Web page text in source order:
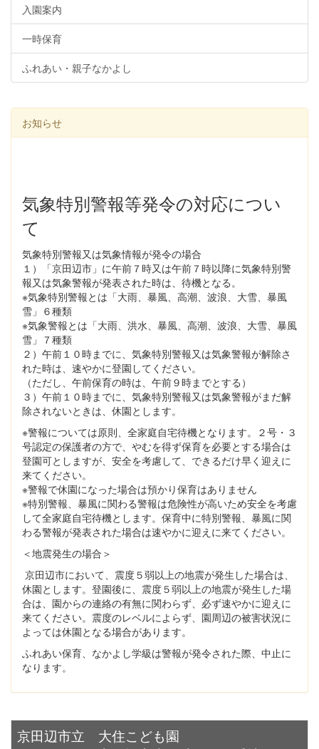
入園案内
一時保育
ふれあい・親子なかよし
お知らせ
気象特別警報等発令の対応につい
て
気象特別警報又は気象情報が発令の場合
１）「京田辺市」に午前７時又は午前７時以降に気象特別警
報又は気象警報が発表された時は、待機となる。
※気象特別警報とは「大雨、暴風、高潮、波浪、大雪、暴風
雪」６種類
※気象警報とは「大雨、洪水、暴風、高潮、波浪、大雪、暴風
雪」７種類
２）午前１０時までに、気象特別警報又は気象警報が解除さ
れた時は、速やかに登園してください。
（ただし、午前保育の時は、午前９時までとする）
３）午前１０時までに、気象特別警報又は気象警報がまだ解
除されないときは、休園とします。
※警報については原則、全家庭自宅待機となります。２号・３
号認定の保護者の方で、やむを得ず保育を必要とする場合は
登園可としますが、安全を考慮して、できるだけ早く迎えに
来てください。
※警報で休園になった場合は預かり保育はありません
※特別警報、暴風に関わる警報は危険性が高いため安全を考慮
して全家庭自宅待機とします。保育中に特別警報、暴風に関
わる警報が発表された場合は速やかに迎えに来てください。
＜地震発生の場合＞
京田辺市において、震度５弱以上の地震が発生した場合は、
休園とします。登園後に、震度５弱以上の地震が発生した場
合は、園からの連絡の有無に関わらず、必ず速やかに迎えに
来てください。震度のレベルによらず、園周辺の被害状況に
よっては休園となる場合があります。
ふれあい保育、なかよし学級は警報が発令された際、中止に
なります。
京田辺市立 大住こども園